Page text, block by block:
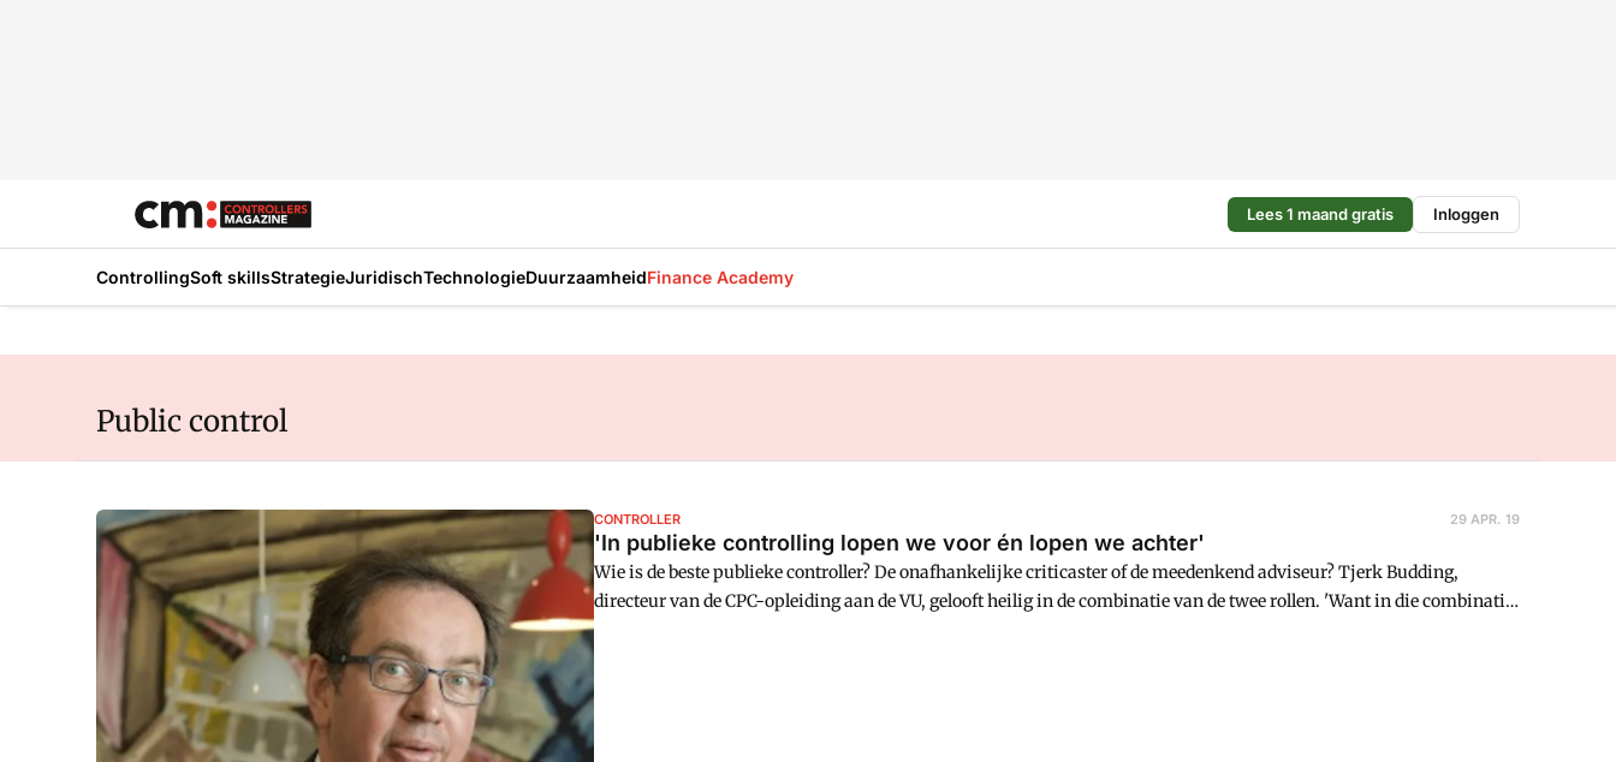
Lees 1 maand gratis Inloggen
ControllingSoft skillsStrategieJuridischTechnologieDuurzaamheidFinance Academy
Public control
CONTROLLER 29 APR. 19
'In publieke controlling lopen we voor én lopen we achter'
Wie is de beste publieke controller? De onafhankelijke criticaster of de meedenkend adviseur? Tjerk Budding,
directeur van de CPC-opleiding aan de VU, gelooft heilig in de combinatie van de twee rollen. 'Want in die combinatie